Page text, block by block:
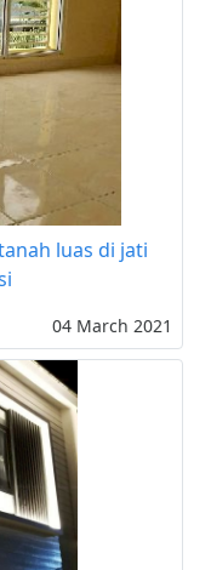
luas di jati
04 March 2021